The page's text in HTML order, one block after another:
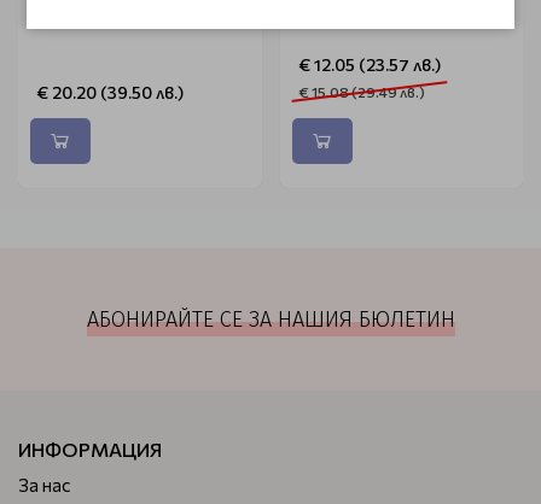
€ 20.20 (39.50 лв.)
€ 12.05 (23.57 лв.)
€ 15.08 (29.49 лв.)
АБОНИРАЙТЕ СЕ ЗА НАШИЯ БЮЛЕТИН
ИНФОРМАЦИЯ
За нас